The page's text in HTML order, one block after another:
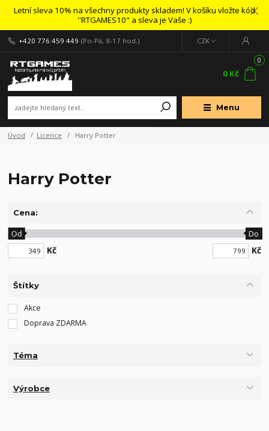
Letní sleva 10% na všechny produkty skladem! V košíku vložte kód
''RTGAMES10" a sleva je Vaše :)
Menu
CZK
+420 776 459 449 (Po-Pá, 8-17 hod.)
0
0 Kč
Úvod Licence Harry Potter
Harry Potter
Cena:
Kč
Od Do
Kč
Štítky
Akce
Doprava ZDARMA
Téma
Výrobce